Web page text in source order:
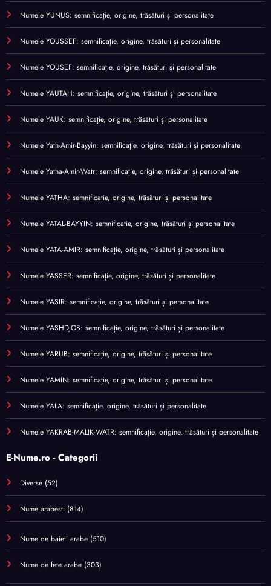
Numele YUNUS: semnificație, origine, trăsături și personalitate
Numele YOUSSEF: semnificație, origine, trăsături și personalitate
Numele YOUSEF: semnificație, origine, trăsături și personalitate
Numele YAUTAH: semnificație, origine, trăsături și personalitate
Numele YAUK: semnificație, origine, trăsături și personalitate
Numele Yath-Amir-Bayyin: semnificație, origine, trăsături și personalitate
Numele Yatha-Amir-Watr: semnificație, origine, trăsături și personalitate
Numele YATHA: semnificație, origine, trăsături și personalitate
Numele YATAL-BAYYIN: semnificație, origine, trăsături și personalitate
Numele YATA-AMIR: semnificație, origine, trăsături și personalitate
Numele YASSER: semnificație, origine, trăsături și personalitate
Numele YASIR: semnificație, origine, trăsături și personalitate
Numele YASHDJOB: semnificație, origine, trăsături și personalitate
Numele YARUB: semnificație, origine, trăsături și personalitate
Numele YAMIN: semnificație, origine, trăsături și personalitate
Numele YALA: semnificație, origine, trăsături și personalitate
Numele YAKRAB-MALIK-WATR: semnificație, origine, trăsături și personalitate
E-Nume.ro - Categorii
Diverse (52)
Nume arabesti (814)
Nume de baieti arabe (510)
Nume de fete arabe (303)